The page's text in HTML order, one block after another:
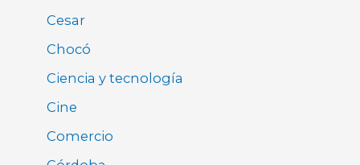
Cesar
Chocó
Ciencia y tecnología
Cine
Comercio